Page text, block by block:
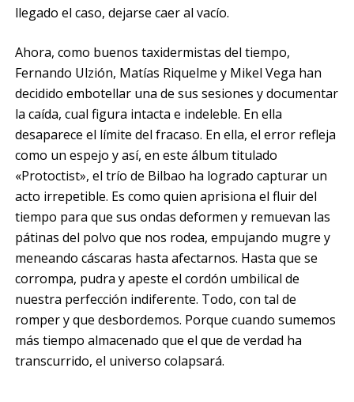
llegado el caso, dejarse caer al vacío.
Ahora, como buenos taxidermistas del tiempo,
Fernando Ulzión, Matías Riquelme y Mikel Vega han
decidido embotellar una de sus sesiones y documentar
la caída, cual figura intacta e indeleble. En ella
desaparece el límite del fracaso. En ella, el error refleja
como un espejo y así, en este álbum titulado
«Protoctist», el trío de Bilbao ha logrado capturar un
acto irrepetible. Es como quien aprisiona el fluir del
tiempo para que sus ondas deformen y remuevan las
pátinas del polvo que nos rodea, empujando mugre y
meneando cáscaras hasta afectarnos. Hasta que se
corrompa, pudra y apeste el cordón umbilical de
nuestra perfección indiferente. Todo, con tal de
romper y que desbordemos. Porque cuando sumemos
más tiempo almacenado que el que de verdad ha
transcurrido, el universo colapsará.